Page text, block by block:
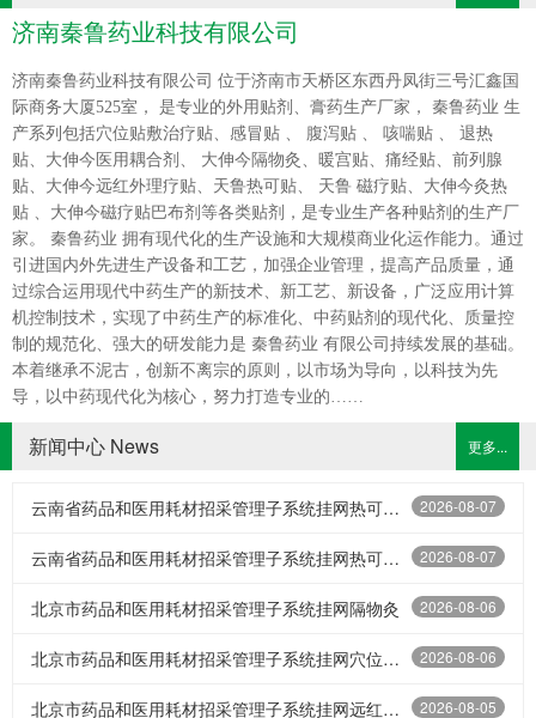
济南秦鲁药业科技有限公司
济南秦鲁药业科技有限公司 位于济南市天桥区东西丹凤街三号汇鑫国
际商务大厦525室， 是专业的外用贴剂、膏药生产厂家， 秦鲁药业 生
产系列包括穴位贴敷治疗贴、感冒贴 、 腹泻贴 、 咳喘贴 、 退热
贴、大伸今医用耦合剂、 大伸今隔物灸、暖宫贴、痛经贴、前列腺
贴、大伸今远红外理疗贴、天鲁热可贴、 天鲁 磁疗贴、大伸今灸热
贴 、大伸今磁疗贴巴布剂等各类贴剂，是专业生产各种贴剂的生产厂
家。 秦鲁药业 拥有现代化的生产设施和大规模商业化运作能力。通过
引进国内外先进生产设备和工艺，加强企业管理，提高产品质量，通
过综合运用现代中药生产的新技术、新工艺、新设备，广泛应用计算
机控制技术，实现了中药生产的标准化、中药贴剂的现代化、质量控
制的规范化、强大的研发能力是 秦鲁药业 有限公司持续发展的基础。
本着继承不泥古，创新不离宗的原则，以市场为导向，以科技为先
导，以中药现代化为核心，努力打造专业的……
更多...
新闻中心 News
2026-08-07
云南省药品和医用耗材招采管理子系统挂网热可贴综合QL-I（2贴）
2026-08-07
云南省药品和医用耗材招采管理子系统挂网热可贴综合QL-I（3贴）
2026-08-06
北京市药品和医用耗材招采管理子系统挂网隔物灸
2026-08-06
北京市药品和医用耗材招采管理子系统挂网穴位贴敷治疗贴（8贴）
2026-08-05
北京市药品和医用耗材招采管理子系统挂网远红外理疗贴6贴